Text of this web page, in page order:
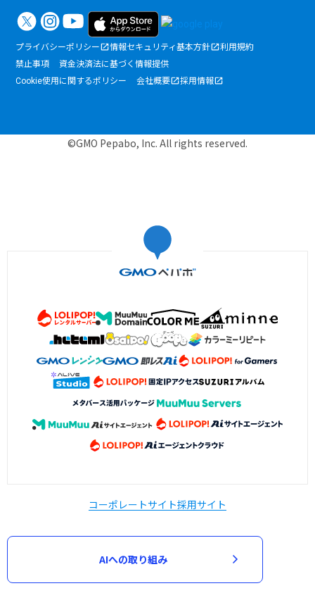
プライバシーポリシー 情報セキュリティ基本方針
利用規約
禁止事項
資金決済法に基づく情報提供
Cookie使用に関するポリシー
会社概要 採用情報
©GMO Pepabo, Inc. All rights reserved.
コーポレートサイト採用サイト
AIへの取り組み